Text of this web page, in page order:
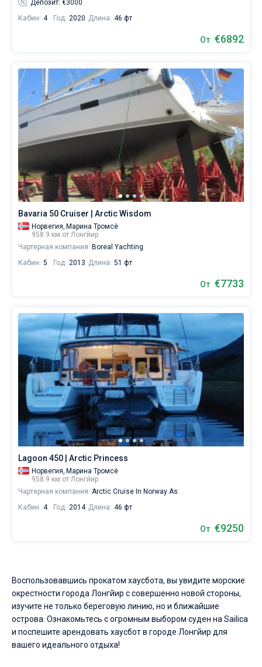
Депозит: €3000
Кабин: 4 Год: 2020 Длина: 46 фт
От €6892
Bavaria 50 Cruiser | Arctic Wisdom
Норвегия, Марина Тромсё
958.9 км от Лонгйир
Чартерная компания: Boreal Yachting
Кабин: 5 Год: 2013 Длина: 51 фт
От €7733
Lagoon 450 | Arctic Princess
Норвегия, Марина Тромсё
958.9 км от Лонгйир
Чартерная компания: Arctic Cruise In Norway As
Кабин: 4 Год: 2014 Длина: 46 фт
От €9250
Воспользовавшись прокатом хаусбота, вы увидите морские
окрестности города Лонгйир с совершенно новой стороны,
изучите не только береговую линию, но и ближайшие
острова. Ознакомьтесь с огромным выбором суден на Sailica
и поспешите арендовать хаусбот в городе Лонгйир для
вашего идеального отдыха!